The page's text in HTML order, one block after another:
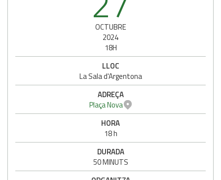
OCTUBRE
2024
18H
LLOC
La Sala d'Argentona
ADREÇA
Plaça Nova
HORA
18 h
DURADA
50 MINUTS